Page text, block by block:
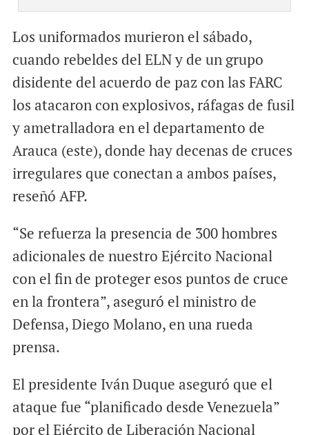
Los uniformados murieron el sábado,
cuando rebeldes del ELN y de un grupo
disidente del acuerdo de paz con las FARC
los atacaron con explosivos, ráfagas de fusil
y ametralladora en el departamento de
Arauca (este), donde hay decenas de cruces
irregulares que conectan a ambos países,
reseñó AFP.
“Se refuerza la presencia de 300 hombres
adicionales de nuestro Ejército Nacional
con el fin de proteger esos puntos de cruce
en la frontera”, aseguró el ministro de
Defensa, Diego Molano, en una rueda
prensa.
El presidente Iván Duque aseguró que el
ataque fue “planificado desde Venezuela”
por el Ejército de Liberación Nacional